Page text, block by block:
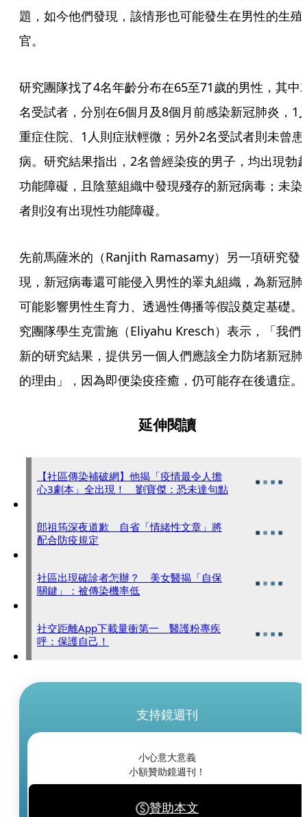
題，如今他們發現，該情形也可能發生在男性的生殖
官。
研究團隊找了4名年齡分布在65至71歲的男性，其中2
名受試者，分別在6個月及8個月前感染新冠肺炎，1
重症住院、1人則症狀輕微；另外2名受試者則未曾患
病。研究結果指出，2名曾經染疫的男子，均出現勃
功能障礙，且陰莖組織中發現殘存的新冠病毒；未染
者則沒有出現性功能障礙。
先前馬薩米的（Ranjith Ramasamy）另一項研究發
現，新冠病毒還可能侵入男性的睪丸組織，為新冠肺
可能影響男性生育力、透過性傳播等假設奠定基礎。
究團隊學生克雷施（Eliyahu Kresch）表示，「我們
新的研究結果，提供另一個人們應該全力防堵新冠肺
的理由」，因為即便染疫痊癒，仍可能存在後遺症。
延伸閱讀
【社區傳染補破網】他揭「疫情最令人擔
心3劇本」全出現！ 劉寶傑：恐未達句點
郎祖筠深夜道歉 自省「情緒性文章」將
配合防疫規定
社區出現確診者怎辦？ 美女醫揭「自保
關鍵」：被傳染機率低
社交距離App下載量衝第一 醫護粉專疾
呼：保護自己！
支持鏡週刊
小心意大意義
小額贊助鏡週刊！
贊助本文